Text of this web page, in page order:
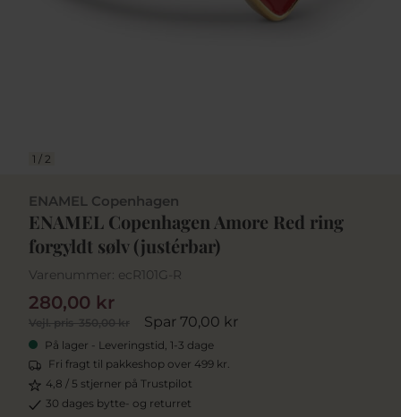
1 / 2
ENAMEL Copenhagen
ENAMEL Copenhagen Amore Red ring
forgyldt sølv (justérbar)
Varenummer: ecR101G-R
Vejl. pris350,00 kr Spar 70,00 kr
280,00 kr
På lager - Leveringstid, 1-3 dage
Fri fragt til pakkeshop over 499 kr.
4,8 / 5 stjerner på Trustpilot
30 dages bytte- og returret